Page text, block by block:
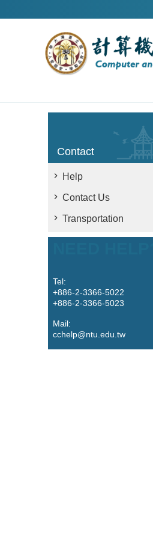
Contact
Help
Contact Us
Transportation
Tel:
+886-2-3366-5022
+886-2-3366-5023
Mail:
cchelp@ntu.edu.tw